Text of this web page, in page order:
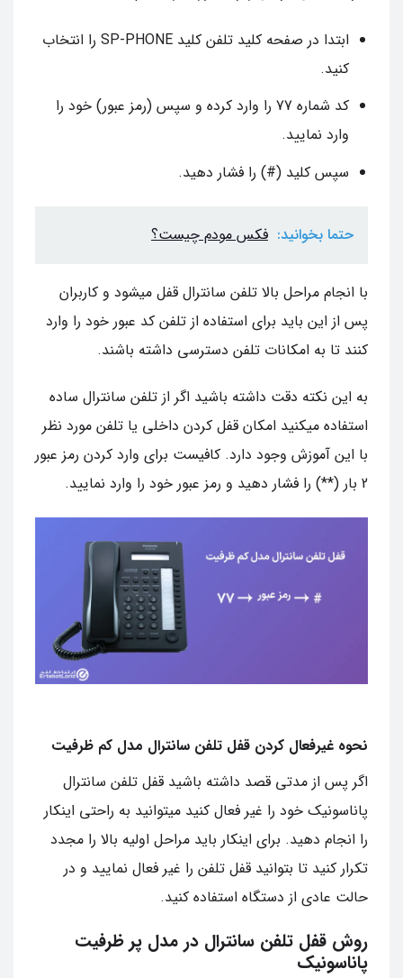
ابتدا در صفحه کلید تلفن کلید SP-PHONE را انتخاب
کنید.
کد شماره 77 را وارد کرده و سپس (رمز عبور) خود را
وارد نمایید.
سپس کلید (#) را فشار دهید.
حتما بخوانید: فکس مودم چیست؟
با انجام مراحل بالا تلفن سانترال قفل میشود و کاربران
پس از این باید برای استفاده از تلفن کد عبور خود را وارد
کنند تا به امکانات تلفن دسترسی داشته باشند.
به این نکته دقت داشته باشید اگر از تلفن سانترال ساده
استفاده میکنید امکان قفل کردن داخلی یا تلفن مورد نظر
با این آموزش وجود دارد. کافیست برای وارد کردن رمز عبور
2 بار (**) را فشار دهید و رمز عبور خود را وارد نمایید.
نحوه غیرفعال کردن قفل تلفن سانترال مدل کم ظرفیت
اگر پس از مدتی قصد داشته باشید قفل تلفن سانترال
پاناسونیک خود را غیر فعال کنید میتوانید به راحتی اینکار
را انجام دهید. برای اینکار باید مراحل اولیه بالا را مجدد
تکرار کنید تا بتوانید قفل تلفن را غیر فعال نمایید و در
حالت عادی از دستگاه استفاده کنید.
روش قفل تلفن سانترال در مدل پر ظرفیت
پاناسونیک